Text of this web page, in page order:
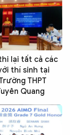
lại tất cả các
thí sinh tại
THPT
Quang